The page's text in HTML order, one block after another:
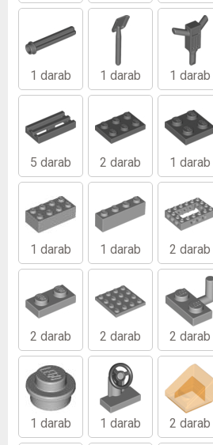
1 darab 1 darab 1 darab
5 darab 2 darab 1 darab
1 darab 1 darab 2 darab
2 darab 2 darab 2 darab
1 darab 1 darab 2 darab